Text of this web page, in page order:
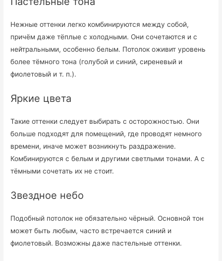
Нежные оттенки легко комбинируются между собой,
причём даже тёплые с холодными. Они сочетаются и с
нейтральными, особенно белым. Потолок оживит уровень
более тёмного тона (голубой и синий, сиреневый и
фиолетовый и т. п.).
Яркие цвета
Такие оттенки следует выбирать с осторожностью. Они
больше подходят для помещений, где проводят немного
времени, иначе может возникнуть раздражение.
Комбинируются с белым и другими светлыми тонами. А с
тёмными сочетать их не стоит.
Звездное небо
Подобный потолок не обязательно чёрный. Основной тон
может быть любым, часто встречается синий и
фиолетовый. Возможны даже пастельные оттенки.